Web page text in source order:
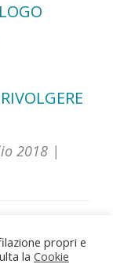
2018 |
propri e
la Cookie